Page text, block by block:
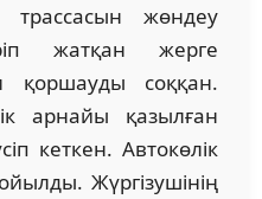
трассасын жөндеу
жатқан жерге
қоршауды соққан.
арнайы қазылған
кеткен. Автокөлік
Жүргізушінің